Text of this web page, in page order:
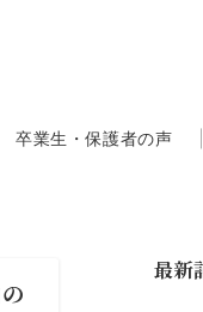
卒業生・保護者の声
最新